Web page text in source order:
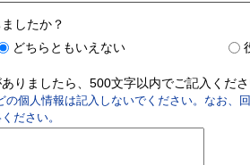
したか？
どちらともいえない
りましたら、500文字以内でご記入くださ
の個人情報は記入しないでください。なお、
ださい。